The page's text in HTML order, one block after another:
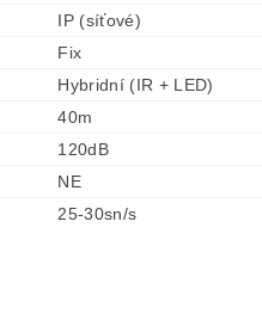
IP (síťové)
Fix
Hybridní (IR + LED)
40m
120dB
NE
25-30sn/s